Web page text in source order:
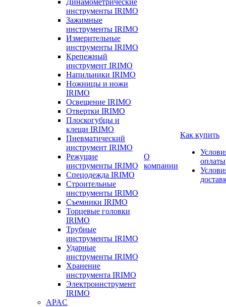
Динамометрические
инструменты IRIMO
Зажимные
инструменты IRIMO
Измерительные
инструменты IRIMO
Крепежный
инструмент IRIMO
Напильники IRIMO
Ножницы и ножи
IRIMO
Освещение IRIMO
Отвертки IRIMO
Плоскогубцы и
клещи IRIMO
Пневматический
инструмент IRIMO
Режущие
инструменты IRIMO
Спецодежда IRIMO
Строительные
инструменты IRIMO
Съемники IRIMO
Торцевые головки
IRIMO
Трубные
инструменты IRIMO
Ударные
инструменты IRIMO
Хранение
инструмента IRIMO
Электроинструмент
IRIMO
APAC
О
компании
Как купить
оплаты